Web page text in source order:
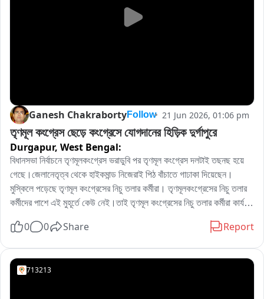
Ganesh ChakrabortyFollow 21 Jun 2026, 01:06 pm
তৃণমূল কংগ্রেস ছেড়ে কংগ্রেসে যোগদানের হিড়িক দুর্গাপুরে
Durgapur, West Bengal:
বিধানসভা নির্বাচনে তৃণমূলকংগ্রেস ভরাডুবি পর তৃণমূল কংগ্রেস দলটাই তছনছ হয়ে
গেছে।জেলানেতৃত্ব থেকে হাইকমান্ড নিজেরাই পিঠ বাঁচাতে গাঢাকা দিয়েছেন।
মুস্কিলে পড়েছে তৃণমূল কংগ্রেসের নিচু তলার কর্মীরা। তৃণমূলকংগ্রেসের নিচু তলার
কর্মীদের পাশে এই মুহূর্তে কেউ নেই।তাই তৃণমূল কংগ্রেসের নিচু তলার কর্মীরা কার্যত
তৃণমূল কংগ্রেস কর্মী। তৃণমূল কংগ্রেস থেকে কংগ্রেসে আশার আগ্রহ দেখানো এবং
0 0 Share Report
713213